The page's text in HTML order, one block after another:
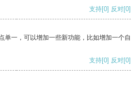
支持[0] 反对[0]
单一，可以增加一些新功能，比如增加一个自
支持[0] 反对[0]